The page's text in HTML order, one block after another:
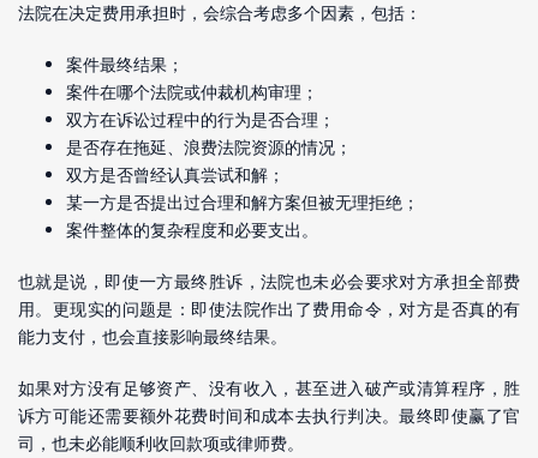
法院在决定费用承担时，会综合考虑多个因素，包括：
案件最终结果；
案件在哪个法院或仲裁机构审理；
双方在诉讼过程中的行为是否合理；
是否存在拖延、浪费法院资源的情况；
双方是否曾经认真尝试和解；
某一方是否提出过合理和解方案但被无理拒绝；
案件整体的复杂程度和必要支出。
也就是说，即使一方最终胜诉，法院也未必会要求对方承担全部费
用。更现实的问题是：即使法院作出了费用命令，对方是否真的有
能力支付，也会直接影响最终结果。
如果对方没有足够资产、没有收入，甚至进入破产或清算程序，胜
诉方可能还需要额外花费时间和成本去执行判决。最终即使赢了官
司，也未必能顺利收回款项或律师费。